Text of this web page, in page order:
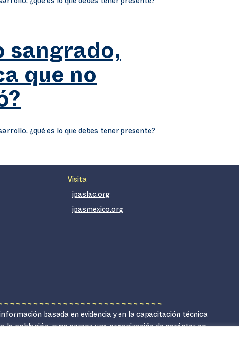
¿qué es lo que debes tener presente?
sangrado,
que no
¿qué es lo que debes tener presente?
Visita
ipaslac.org
ipasmexico.org
basada en evidencia y en la capacitación técnica